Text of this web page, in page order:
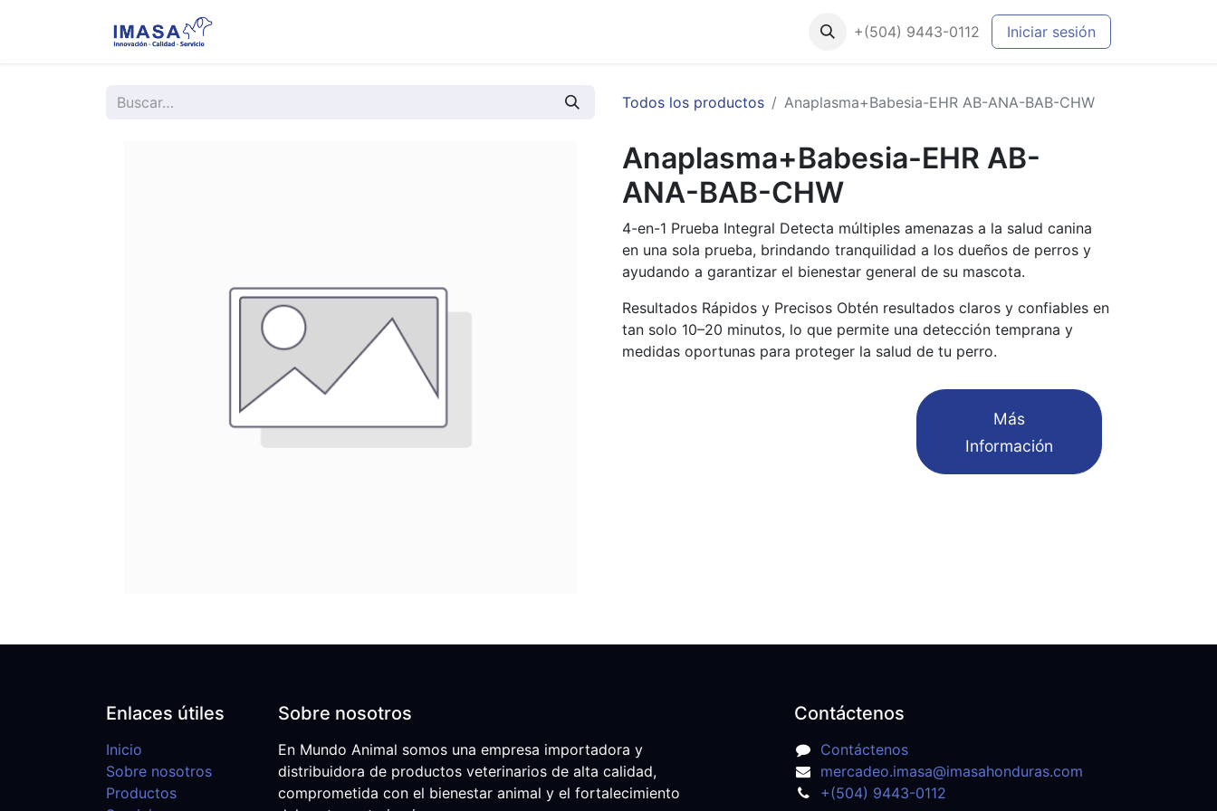
+(504) 9443-0112 Iniciar sesión
Todos los productos Anaplasma+Babesia-EHR AB-ANA-BAB-CHW
Anaplasma+Babesia-EHR AB-
ANA-BAB-CHW
4-en-1 Prueba Integral Detecta múltiples amenazas a la salud canina
en una sola prueba, brindando tranquilidad a los dueños de perros y
ayudando a garantizar el bienestar general de su mascota.
Resultados Rápidos y Precisos Obtén resultados claros y confiables en
tan solo 10–20 minutos, lo que permite una detección temprana y
medidas oportunas para proteger la salud de tu perro.
​Más
Información
Enlaces útiles
Inicio
Sobre nosotros
Productos
Sobre nosotros
En Mundo Animal somos una empresa importadora y
distribuidora de productos veterinarios de alta calidad,
comprometida con el bienestar animal y el fortalecimiento
Contáctenos
Contáctenos
mercadeo.imasa@imasahonduras.com
+(504) 9443-0112